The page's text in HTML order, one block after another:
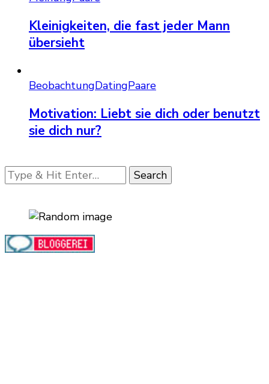
Kleinigkeiten, die fast jeder Mann
übersieht
BeobachtungDatingPaare
Motivation: Liebt sie dich oder benutzt
sie dich nur?
Looking
for